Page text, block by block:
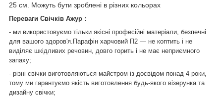
25 см. Можуть бути зроблені в різних кольорах
Переваги Свічків Ажур :
- ми використовуємо тільки якісні професійні матеріали, безпечні
для вашого здоров'я.Парафін харчовий П2 — не коптить і не
виділяє шкідливих речовин, довго горить і не має неприємного
запаху;
- різні свічки виготовляються майстром із досвідом понад 4 роки,
тому ми гарантуємо якість виготовлення будь-якого візерунка та
дизайну свічки;